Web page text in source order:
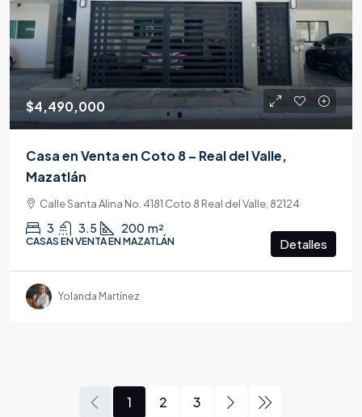
$4,490,000
Casa en Venta en Coto 8 – Real del Valle,
Mazatlán
Calle Santa Alina No. 4181 Coto 8 Real del Valle, 82124
3 3.5 200 m²
CASAS EN VENTA EN MAZATLÁN Detalles
Yolanda Martínez
1 2 3